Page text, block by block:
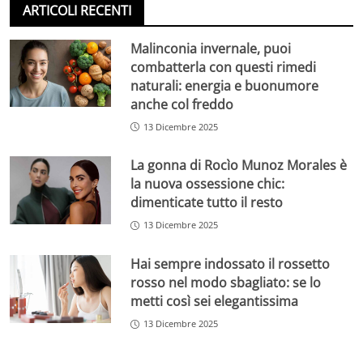
ARTICOLI RECENTI
Malinconia invernale, puoi
combatterla con questi rimedi
naturali: energia e buonumore
anche col freddo
13 Dicembre 2025
La gonna di Rocìo Munoz Morales è
la nuova ossessione chic:
dimenticate tutto il resto
13 Dicembre 2025
Hai sempre indossato il rossetto
rosso nel modo sbagliato: se lo
metti così sei elegantissima
13 Dicembre 2025